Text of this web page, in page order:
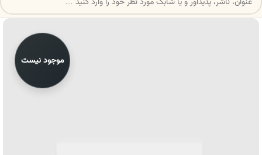
موجود نیست